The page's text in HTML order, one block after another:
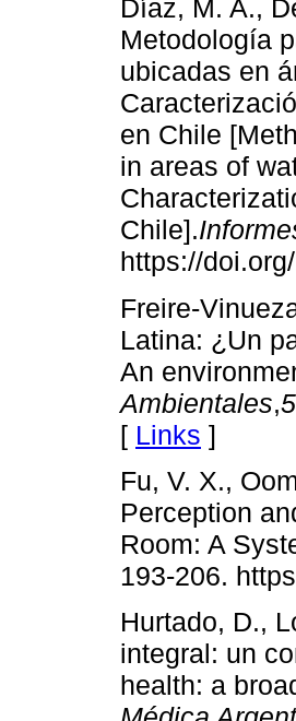
Díaz, M. A.,
Metodología
ubicadas en
en Chile
in areas of
Chile].
https://
Freire-
Latina: ¿Un
An
Ambientales,
[ Links ]
Fu, V. X.,
Perception
Room: A
193-206.
Hurtado, D.,
integral: un
health: a